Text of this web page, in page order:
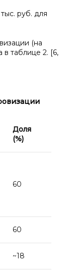
руб. для
(на
в таблице 2. [6,
Доля
(%)
60
60
~18